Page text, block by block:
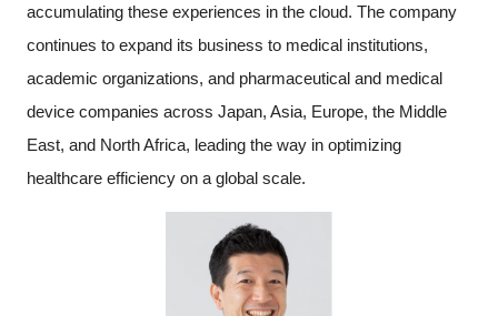
accumulating these experiences in the cloud. The company
continues to expand its business to medical institutions,
academic organizations, and pharmaceutical and medical
device companies across Japan, Asia, Europe, the Middle
East, and North Africa, leading the way in optimizing
healthcare efficiency on a global scale.